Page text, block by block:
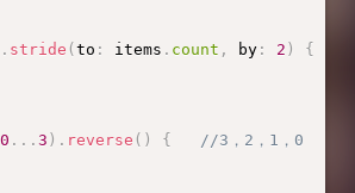
. stride ( to : items . count , by : 2 )
{
0 . . . 3 ) . reverse ( ) {
//3，2，1，0